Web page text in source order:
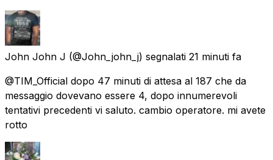
John John J (@John_john_j) segnalati 21 minuti fa
@TIM_Official dopo 47 minuti di attesa al 187 che da
messaggio dovevano essere 4, dopo innumerevoli
tentativi precedenti vi saluto. cambio operatore. mi avete
rotto